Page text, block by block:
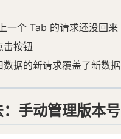
一个 Tab 的请求还没回来
击按钮
数据的新请求覆盖了新数据
手动管理版本号